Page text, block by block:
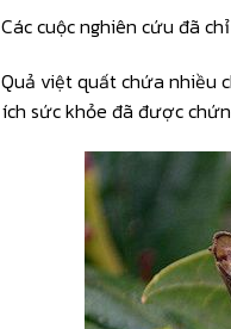
Các cuộc nghiên cứu đã
Quả việt quất chứa nhiều
ích sức khỏe đã được